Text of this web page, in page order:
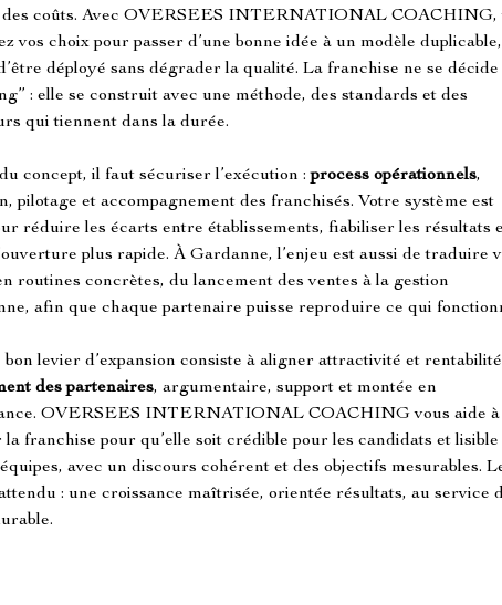
coûts. Avec OVERSEES INTERNATIONAL COACHING,
vos choix pour passer d’une bonne idée à un modèle duplicable,
déployé sans dégrader la qualité. La franchise ne se décide
: elle se construit avec une méthode, des standards et des
qui tiennent dans la durée.
concept, il faut sécuriser l’exécution : process opérationnels,
pilotage et accompagnement des franchisés. Votre système est
réduire les écarts entre établissements, fiabiliser les résultats
plus rapide. À Gardanne, l’enjeu est aussi de traduire
routines concrètes, du lancement des ventes à la gestion
afin que chaque partenaire puisse reproduire ce qui
levier d’expansion consiste à aligner attractivité et rentabilité
des partenaires, argumentaire, support et montée en
OVERSEES INTERNATIONAL COACHING vous aide à
franchise pour qu’elle soit crédible pour les candidats et lisible
avec un discours cohérent et des objectifs mesurables.
: une croissance maîtrisée, orientée résultats, au service